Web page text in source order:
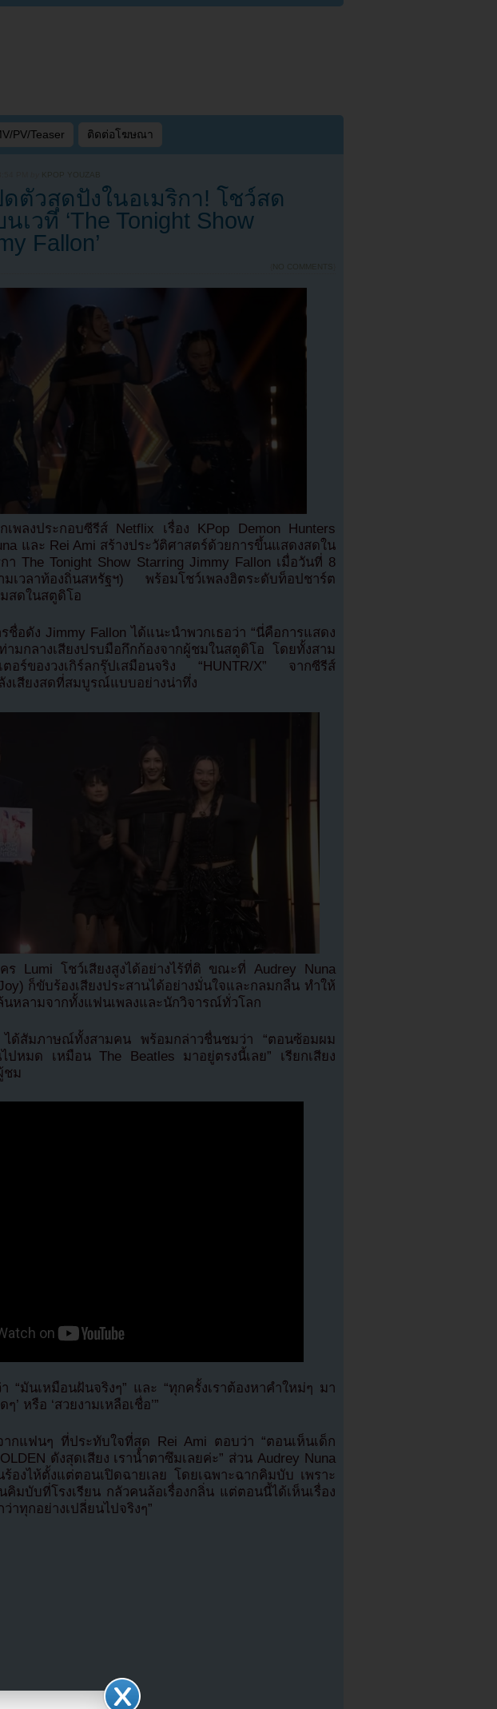
PV/Teaser ติดต่อโฆษณา
KPOP YOUZAB
ดตัวสุดปังในอเมริกา! โชว์สด
นเวที ‘The Tonight Show
Fallon’
NO COMMENTS
กเพลงประกอบซีรีส์ Netflix เรื่อง KPop Demon Hunters
และ Rei Ami สร้างประวัติศาสตร์ด้วยการขึ้นแสดงสดใน
า The Tonight Show Starring Jimmy Fallon เมื่อวันที่ 8
วลาท้องถิ่นสหรัฐฯ) พร้อมโชว์เพลงฮิตระดับท็อปชาร์ต
สดในสตูดิโอ
ชื่อดัง Jimmy Fallon ได้แนะนำพวกเธอว่า “นี่คือการแสดง
ามกลางเสียงปรบมือกึกก้องจากผู้ชมในสตูดิโอ โดยทั้งสาม
ตอร์ของวงเกิร์ลกรุ๊ปเสมือนจริง “HUNTR/X” จากซีรีส์
เสียงสดที่สมบูรณ์แบบอย่างน่าทึ่ง
ร Lumi โชว์เสียงสูงได้อย่างไร้ที่ติ ขณะที่ Audrey Nuna
ก็ขับร้องเสียงประสานได้อย่างมั่นใจและกลมกลืน ทำให้
นหลามจากทั้งแฟนเพลงและนักวิจารณ์ทั่วโลก
ได้สัมภาษณ์ทั้งสามคน พร้อมกล่าวชื่นชมว่า “ตอนซ้อมผม
ปหมด เหมือน The Beatles มาอยู่ตรงนี้เลย” เรียกเสียง
ชม
“มันเหมือนฝันจริงๆ” และ “ทุกครั้งเราต้องหาคำใหม่ๆ มา
’ หรือ ‘สวยงามเหลือเชื่อ’”
ากแฟนๆ ที่ประทับใจที่สุด Rei Ami ตอบว่า “ตอนเห็นเด็ก
ดังสุดเสียง เราน้ำตาซึมเลยค่ะ” ส่วน Audrey Nuna
ร้องไห้ตั้งแต่ตอนเปิดฉายเลย โดยเฉพาะฉากคิมบับ เพราะ
คิมบับที่โรงเรียน กลัวคนล้อเรื่องกลิ่น แต่ตอนนี้ได้เห็นเรื่อง
าทุกอย่างเปลี่ยนไปจริงๆ”